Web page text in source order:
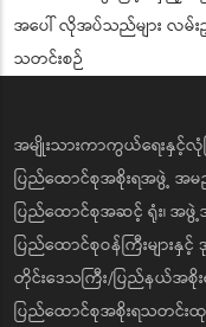
အပေါ် လိုအပ်သည်များ လမ်း
သတင်းစဉ်
အမျိုးသားကာကွယ်ရေးနှင့်လုံ
ပြည်ထောင်စုအစိုးရအဖွဲ့ အမ
ပြည်ထောင်စုအဆင့် ရုံး၊ အဖွဲ့အ
ပြည်ထောင်စုဝန်ကြီးများနှင့်
တိုင်းဒေသကြီး/ပြည်နယ်အစို
ပြည်ထောင်စုအစိုးရသတင်း